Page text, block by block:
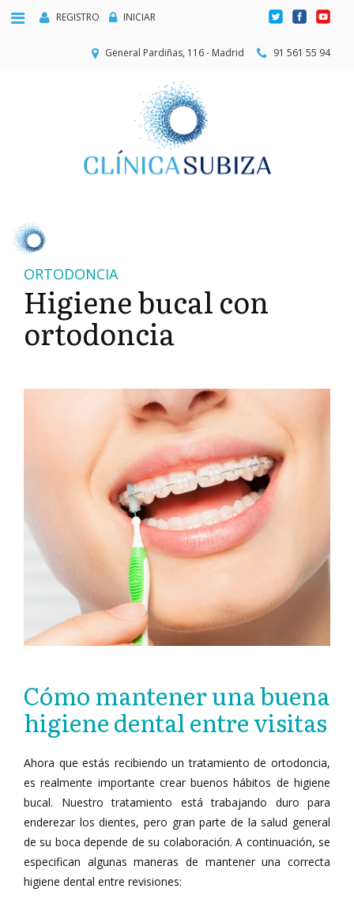
REGISTRO INICIAR
General Pardiñas, 116 - Madrid 91 561 55 94
ORTODONCIA
Higiene bucal con
ortodoncia
Cómo mantener una buena
higiene dental entre visitas
Ahora que estás recibiendo un tratamiento de ortodoncia,
es realmente importante crear buenos hábitos de higiene
bucal. Nuestro tratamiento está trabajando duro para
enderezar los dientes, pero gran parte de la salud general
de su boca depende de su colaboración. A continuación, se
especifican algunas maneras de mantener una correcta
higiene dental entre revisiones: